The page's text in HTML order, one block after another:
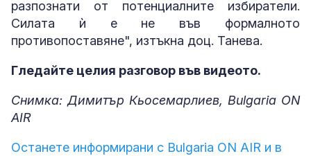
разпознати от потенциалните избиратели.
Силата ѝ е не във формалното
противопоставяне", изтъкна доц. Танева.
Гледайте целия разговор във видеото.
Снимка: Димитър Кьосемарлиев, Bulgaria ON
AIR
Останете информирани с Bulgaria ON AIR и в